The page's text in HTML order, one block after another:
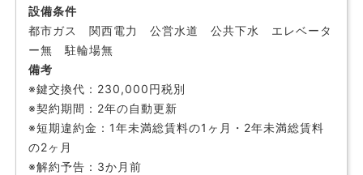
設備条件
都市ガス 関西電力 公営水道 公共下水 エレベータ
ー無 駐輪場無
備考
※鍵交換代：230,000円税別
※契約期間：2年の自動更新
※短期違約金：1年未満総賃料の1ヶ月・2年未満総賃料
の2ヶ月
※解約予告：3か月前